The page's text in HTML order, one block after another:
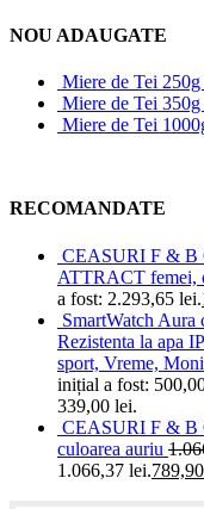
NOU ADAUGATE
Miere de Tei 250g
Miere de Tei 350g
Miere de Tei
RECOMANDATE
CEASURI F & B
ATTRACT femei,
a fost: 2.293,65 lei.
SmartWatch
Rezistenta la apa
sport, Vreme,
inițial a fost:
339,00 lei.
CEASURI F & B
culoarea auriu
1.066,37 lei.789,90